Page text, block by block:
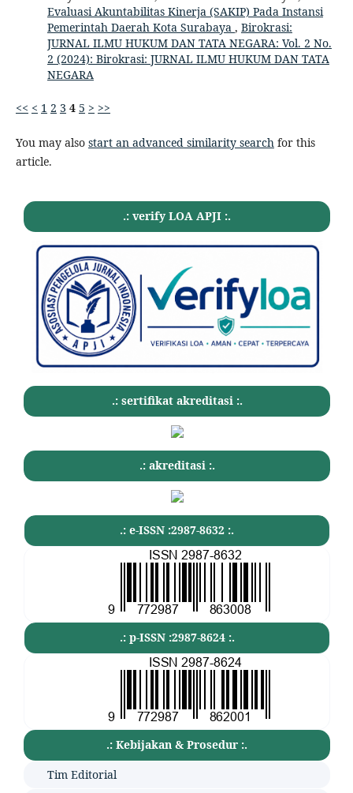
Evaluasi Akuntabilitas Kinerja (SAKIP) Pada Instansi
Pemerintah Daerah Kota Surabaya , Birokrasi:
JURNAL ILMU HUKUM DAN TATA NEGARA: Vol. 2 No.
2 (2024): Birokrasi: JURNAL ILMU HUKUM DAN TATA
NEGARA
<< < 1 2 3 4 5 > >>
You may also start an advanced similarity searchfor this
article.
.: verify LOA APJI :.
.: sertifikat akreditasi :.
.: akreditasi :.
.: e-ISSN :2987-8632 :.
.: p-ISSN :2987-8624 :.
.: Kebijakan & Prosedur :.
Tim Editorial